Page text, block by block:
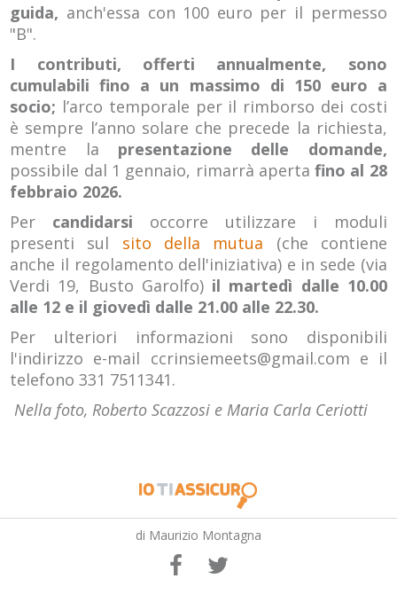
guida, anch'essa con 100 euro per il permesso
"B".
I contributi, offerti annualmente, sono
cumulabili fino a un massimo di 150 euro a
socio; l’arco temporale per il rimborso dei costi
è sempre l’anno solare che precede la richiesta,
mentre la presentazione delle domande,
possibile dal 1 gennaio, rimarrà aperta fino al 28
febbraio 2026.
Per candidarsi occorre utilizzare i moduli
presenti sul sito della mutua (che contiene
anche il regolamento dell'iniziativa) e in sede (via
Verdi 19, Busto Garolfo)il martedì dalle 10.00
alle 12 e il giovedì dalle 21.00 alle 22.30.
Per ulteriori informazioni sono disponibili
l'indirizzo e-mail ccrinsiemeets@gmail.com e il
telefono 331 7511341.
Nella foto, Roberto Scazzosi e Maria Carla Ceriotti
di Maurizio Montagna